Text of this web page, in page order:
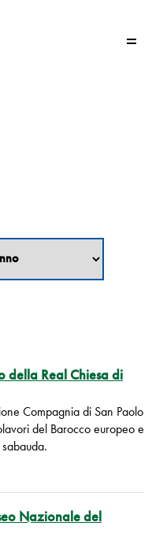
della Real Chiesa di
Compagnia di San Paolo
del Barocco europeo e
Nazionale del